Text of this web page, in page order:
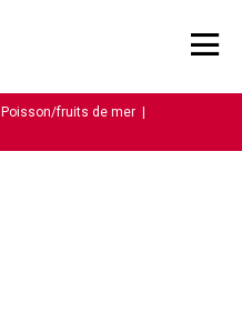
Poisson/fruits de mer